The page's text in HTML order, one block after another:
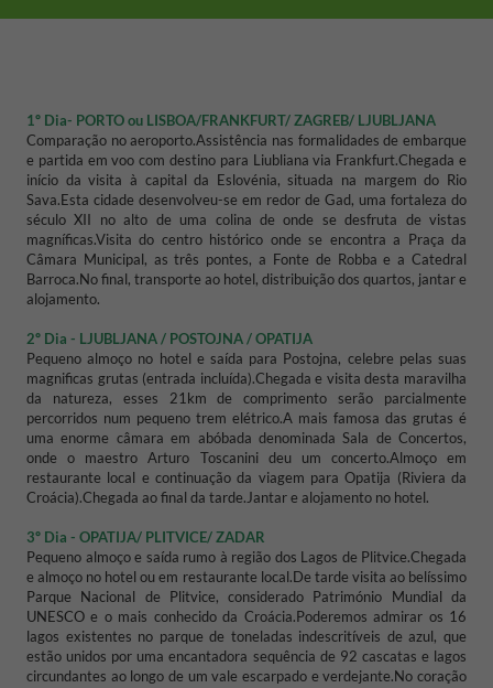
1º Dia- PORTO ou LISBOA/FRANKFURT/ ZAGREB/ LJUBLJANA
Comparação no aeroporto.Assistência nas formalidades de embarque
e partida em voo com destino para Liubliana via Frankfurt.Chegada e
início da visita à capital da Eslovénia, situada na margem do Rio
Sava.Esta cidade desenvolveu-se em redor de Gad, uma fortaleza do
século XII no alto de uma colina de onde se desfruta de vistas
magníficas.Visita do centro histórico onde se encontra a Praça da
Câmara Municipal, as três pontes, a Fonte de Robba e a Catedral
Barroca.No final, transporte ao hotel, distribuição dos quartos, jantar e
alojamento.
2º Dia - LJUBLJANA / POSTOJNA / OPATIJA
Pequeno almoço no hotel e saída para Postojna, celebre pelas suas
magnificas grutas (entrada incluída).Chegada e visita desta maravilha
da natureza, esses 21km de comprimento serão parcialmente
percorridos num pequeno trem elétrico.A mais famosa das grutas é
uma enorme câmara em abóbada denominada Sala de Concertos,
onde o maestro Arturo Toscanini deu um concerto.Almoço em
restaurante local e continuação da viagem para Opatija (Riviera da
Croácia).Chegada ao final da tarde. Jantar e alojamento no hotel.
3º Dia - OPATIJA/ PLITVICE/ ZADAR
Pequeno almoço e saída rumo à região dos Lagos de Plitvice.Chegada
e almoço no hotel ou em restaurante local.De tarde visita ao belíssimo
Parque Nacional de Plitvice, considerado Património Mundial da
UNESCO e o mais conhecido da Croácia.Poderemos admirar os 16
lagos existentes no parque de toneladas indescritíveis de azul, que
estão unidos por uma encantadora sequência de 92 cascatas e lagos
circundantes ao longo de um vale escarpado e verdejante.No coração